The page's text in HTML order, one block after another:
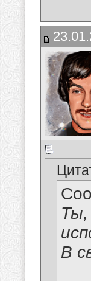
Ты,
В